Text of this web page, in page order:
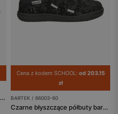
Granatowo-czarne niskie trekkingi dziecięce BARTEK 87011-46
Cena z kodem SCHOOL: od 203.15
zł
BARTEK / 86003-60
Czarne błyszczące półbuty barefoot dla dziewczynki BARTEK 86003-60